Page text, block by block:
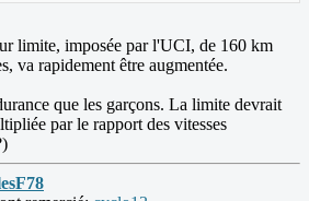
limite, imposée par l'UCI, de 160 km
va rapidement être augmentée.
que les garçons. La limite devrait
par le rapport des vitesses